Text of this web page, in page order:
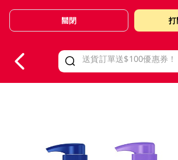
Valid Until 30 June 2026
關閉